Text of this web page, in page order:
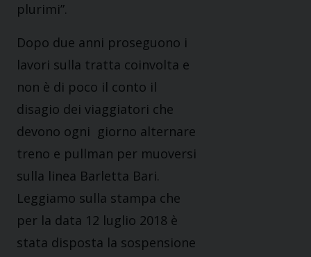
plurimi”.
Dopo due anni proseguono i
lavori sulla tratta coinvolta e
non è di poco il conto il
disagio dei viaggiatori che
devono ogni giorno alternare
treno e pullman per muoversi
sulla linea Barletta Bari.
Leggiamo sulla stampa che
per la data 12 luglio 2018 è
stata disposta la sospensione